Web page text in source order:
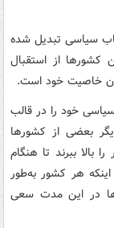
سیاسی تبدیل شده
از استقبال
خاصیت خود است.
خود را در قالب
بعضی از کشورها
بالا ببرند تا هنگام
هر کشور به‌طور
در این مدت سعی